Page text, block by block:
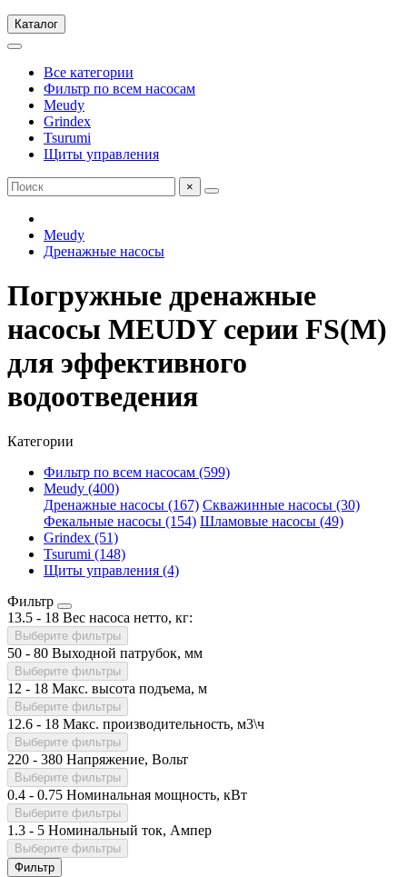
Каталог
Все категории
Фильтр по всем насосам
Meudy
Grindex
Tsurumi
Щиты управления
×
Meudy
Дренажные насосы
Погружные дренажные
насосы MEUDY серии FS(M)
для эффективного
водоотведения
Категории
Фильтр по всем насосам (599)
Meudy (400)
Дренажные насосы (167) Скважинные насосы (30)
Фекальные насосы (154) Шламовые насосы (49)
Grindex (51)
Tsurumi (148)
Щиты управления (4)
Фильтр
13.5 - 18 Вес насоса нетто, кг:
Выберите фильтры
50 - 80 Выходной патрубок, мм
Выберите фильтры
12 - 18 Макс. высота подъема, м
Выберите фильтры
12.6 - 18 Макс. производительность, м3\ч
Выберите фильтры
220 - 380 Напряжение, Вольт
Выберите фильтры
0.4 - 0.75 Номинальная мощность, кВт
Выберите фильтры
1.3 - 5 Номинальный ток, Ампер
Выберите фильтры
Фильтр